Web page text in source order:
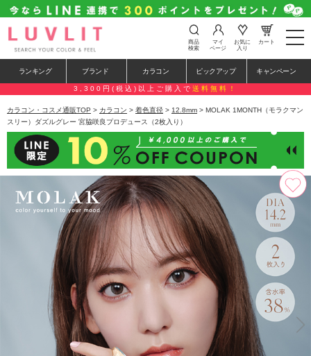
t
o
e
n
a
a
i
o
n
商品
検索
マイ
ページ
お気に
入り
カート
ランキング ブランド カラコン ピックアップ キャンペーン
3,300円(税込)以上ご購入で 送料無料！
カラコン・コスメ通販TOP > カラコン > 着色直径 > 12.8mm > MOLAK 1MONTH（モラクマン
スリー）ダズルグレー 宮脇咲良プロデュース（2枚入り）